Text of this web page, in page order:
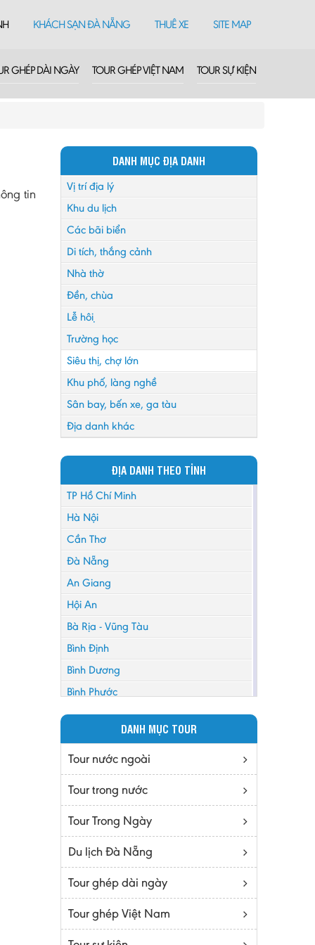
KHÁCH SẠN ĐÀ NẴNG THUÊ XE SITE MAP
GHÉP DÀI NGÀY TOUR GHÉP VIỆT NAM TOUR SỰ KIỆN
tin
DANH MỤC ĐỊA DANH
Vị trí địa lý
Khu du lịch
Các bãi biển
Di tích, thắng cảnh
Nhà thờ
Đền, chùa
Lễ hội
Trường học
Siêu thị, chợ lớn
Khu phố, làng nghề
Sân bay, bến xe, ga tàu
Địa danh khác
ĐỊA DANH THEO TỈNH
TP Hồ Chí Minh
Hà Nội
Cần Thơ
Đà Nẵng
An Giang
Hội An
Bà Rịa - Vũng Tàu
Bình Định
Bình Dương
Bình Phước
Bình Thuận
Bắc Giang
Bắc Ninh
Bến Tre
Cà mau
Cao Bằng
Daknông
Đồng Nai
Đồng Tháp
DANH MỤC TOUR
Tour nước ngoài
Tour trong nước
Tour Trong Ngày
Du lịch Đà Nẵng
Tour ghép dài ngày
Tour ghép Việt Nam